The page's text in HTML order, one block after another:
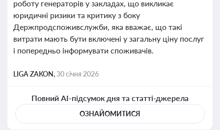
роботу генераторів у закладах, що викликає
юридичні ризики та критику з боку
Держпродспоживслужби, яка вважає, що такі
витрати мають бути включені у загальну ціну послуг
і попередньо інформувати споживачів.
LIGA ZAKON,30 січня 2026
Повний AI-підсумок дня та статті-джерела
ОЗНАЙОМИТИСЯ